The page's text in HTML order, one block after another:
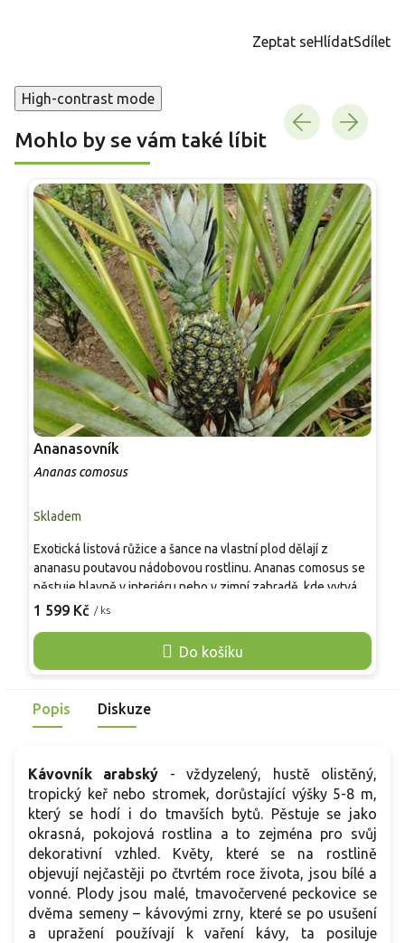
Zeptat seHlídatSdílet
High-contrast mode
Mohlo by se vám také líbit
Ananasovník
Ananas comosus
Skladem
1 599 Kč / ks
Do košíku
Exotická listová růžice a šance na vlastní plod dělají z
ananasu poutavou nádobovou rostlinu. Ananas comosus se
pěstuje hlavně v interiéru nebo v zimní zahradě, kde vytváří
pevné mečovité listy a při dostatku tepla i světla může po
světlé stanoviště, do propustného substrátu a od jara do
léta i na chráněnou terasu. Největším rizikem bývá chlad a
růžice postupně ukončuje růst, ale obvykle vytváří dceřiné
odnože, z nichž lze rostlinu dále množit.
Popis Diskuze
Kávovník arabský -
vždyzelený, hustě olistěný,
tropický keř nebo stromek, dorůstající výšky 5-8 m,
který se hodí i do tmavších bytů. Pěstuje se jako
okrasná, pokojová rostlina a to zejména pro svůj
dekorativní vzhled. Květy, které se na rostlině
objevují nejčastěji po čtvrtém roce života, jsou bílé a
vonné. Plody jsou malé, tmavočervené peckovice se
dvěma semeny – kávovými zrny, které se po usušení
a upražení používají k vaření kávy, ta posiluje